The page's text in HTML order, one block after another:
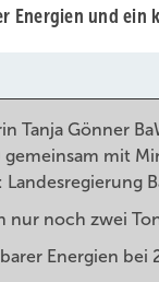
Energien und ein
Tanja Gönner
gemeinsam mit
Landesregierung
nur noch zwei
Energien